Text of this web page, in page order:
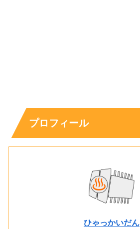
プロフィール
ひゃっかいだん